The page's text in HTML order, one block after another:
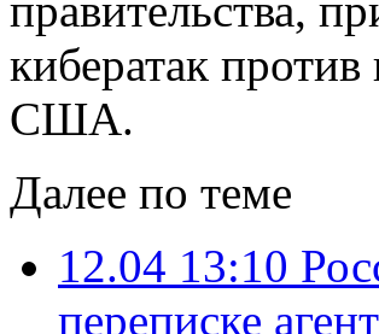
кибератак
США.
Далее по теме
12.04 13:10
переписке